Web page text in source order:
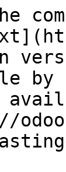
by